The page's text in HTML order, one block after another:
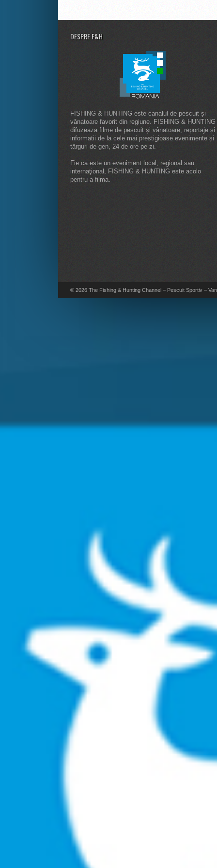
DESPRE F&H
FISHING & HUNTING este canalul de pescuit și
vânatoare favorit din regiune. FISHING & HUNTING
difuzeaza filme de pescuit și vânatoare, reportaje și
informatii de la cele mai prestigioase evenimente și
târguri de gen, 24 de ore pe zi.
Fie ca este un eveniment local, regional sau
internaţional, FISHING & HUNTING este acolo
pentru a filma.
© 2026 The Fishing & Hunting Channel – Pescuit Sportiv –